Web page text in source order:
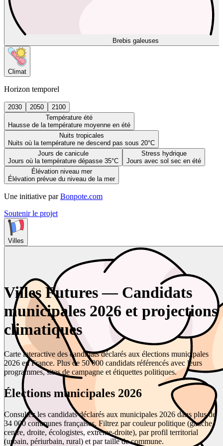
Brebis galeuses
Climat
Horizon temporel
2030 2050
2100
Température été
Hausse de la température moyenne en été
Nuits tropicales
Nuits où la température ne descend pas sous 20°C
Jours de canicule
Jours où la température dépasse 35°C
Stress hydrique
Jours avec sol sec en été
Élévation niveau mer
Élévation prévue du niveau de la mer
Une initiative par Bonpote.com
Soutenir le projet
Villes
Villes Futures — Candidats
municipales 2026 et projections
climatiques
Carte interactive des candidats déclarés aux élections municipales
2026 en France. Plus de 50 000 candidats référencés avec leurs
programmes, sites de campagne et étiquettes politiques.
Élections municipales 2026
Consultez les candidats déclarés aux municipales 2026 dans plus de
34 000 communes françaises. Filtrez par couleur politique (gauche,
centre, droite, écologistes, extrême-droite), par profil territorial
(urbain, périurbain, rural) et par taille de commune.